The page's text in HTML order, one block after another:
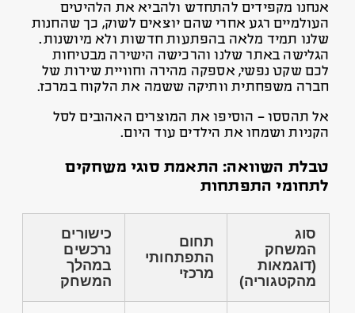
אנחנו מקפידים להתחדש ולהביא את הלהיטים
העולמיים רגע אחרי שהם יוצאים לשוק, כך שהחנות
שלנו תמיד מלאה בהפתעות חדשות ולא מיושנות.
הגלישה באתר שלנו והרכישה הישירה מבטיחות
לכם שקט נפשי, אספקה מהירה וחוויית שירות של
חברה משפחתית וותיקה ששמה את הלקוח במרכז.
אל תהססו – הוסיפו את המוצרים האהובים לסל
הקניות ושמחו את הילדים עוד היום.
טבלת השוואה: התאמת סוגי משחקים
לתחומי התפתחות
סוג
המשחק
(דוגמאות
מהקטגוריה)
תחום
התפתחותי
מרכזי
כישורים
נרכשים
במהלך
המשחק